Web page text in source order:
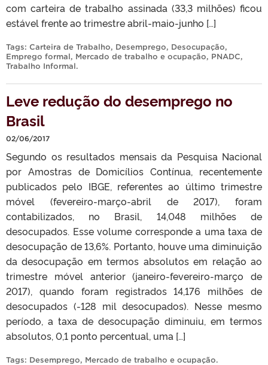
com carteira de trabalho assinada (33,3 milhões) ficou
estável frente ao trimestre abril-maio-junho […]
Tags: Carteira de Trabalho, Desemprego, Desocupação,
Emprego formal, Mercado de trabalho e ocupação, PNADC,
Trabalho Informal.
Leve redução do desemprego no
Brasil
02/06/2017
Segundo os resultados mensais da Pesquisa Nacional
por Amostras de Domicílios Contínua, recentemente
publicados pelo IBGE, referentes ao último trimestre
móvel (fevereiro-março-abril de 2017), foram
contabilizados, no Brasil, 14,048 milhões de
desocupados. Esse volume corresponde a uma taxa de
desocupação de 13,6%. Portanto, houve uma diminuição
da desocupação em termos absolutos em relação ao
trimestre móvel anterior (janeiro-fevereiro-março de
2017), quando foram registrados 14,176 milhões de
desocupados (-128 mil desocupados). Nesse mesmo
período, a taxa de desocupação diminuiu, em termos
absolutos, 0,1 ponto percentual, uma […]
Tags: Desemprego, Mercado de trabalho e ocupação.